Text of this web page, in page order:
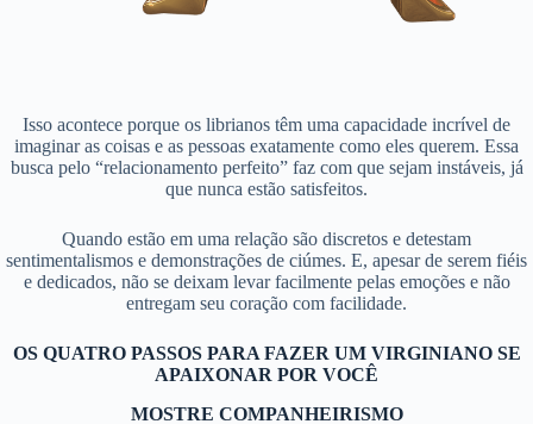
Isso acontece porque os librianos têm uma capacidade incrível de
imaginar as coisas e as pessoas exatamente como eles querem. Essa
busca pelo “relacionamento perfeito” faz com que sejam instáveis, já
que nunca estão satisfeitos.
Quando estão em uma relação são discretos e detestam
sentimentalismos e demonstrações de ciúmes. E, apesar de serem fiéis
e dedicados, não se deixam levar facilmente pelas emoções e não
entregam seu coração com facilidade.
OS QUATRO PASSOS PARA FAZER UM VIRGINIANO SE
APAIXONAR POR VOCÊ
MOSTRE COMPANHEIRISMO